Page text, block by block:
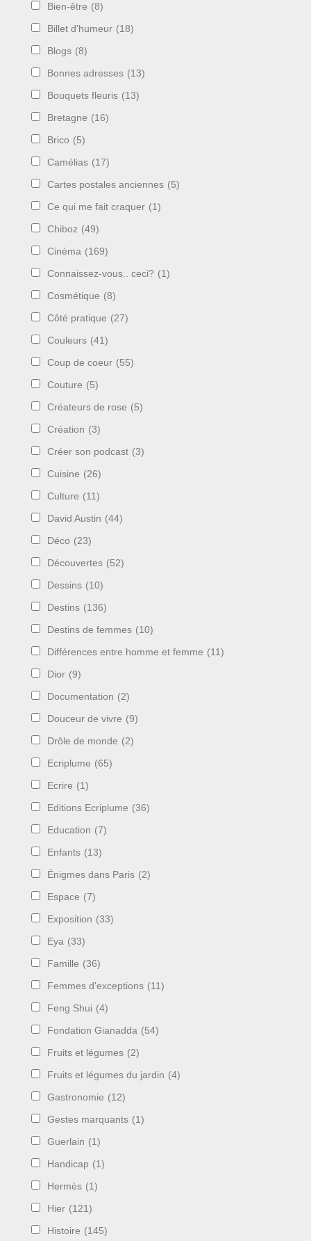
Bien-être (8)
Billet d'humeur (18)
Blogs (8)
Bonnes adresses (13)
Bouquets fleuris (13)
Bretagne (16)
Brico (5)
Camélias (17)
Cartes postales anciennes (5)
Ce qui me fait craquer (1)
Chiboz (49)
Cinéma (169)
Connaissez-vous.. ceci? (1)
Cosmétique (8)
Côté pratique (27)
Couleurs (41)
Coup de coeur (55)
Couture (5)
Créateurs de rose (5)
Création (3)
Créer son podcast (3)
Cuisine (26)
Culture (11)
David Austin (44)
Déco (23)
Découvertes (52)
Dessins (10)
Destins (136)
Destins de femmes (10)
Différences entre homme et femme (11)
Dior (9)
Documentation (2)
Douceur de vivre (9)
Drôle de monde (2)
Ecriplume (65)
Ecrire (1)
Editions Ecriplume (36)
Education (7)
Enfants (13)
Énigmes dans Paris (2)
Espace (7)
Exposition (33)
Eya (33)
Famille (36)
Femmes d'exceptions (11)
Feng Shui (4)
Fondation Gianadda (54)
Fruits et légumes (2)
Fruits et légumes du jardin (4)
Gastronomie (12)
Gestes marquants (1)
Guerlain (1)
Handicap (1)
Hermès (1)
Hier (121)
Histoire (145)